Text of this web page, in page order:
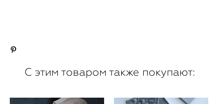
С этим товаром также покупают: